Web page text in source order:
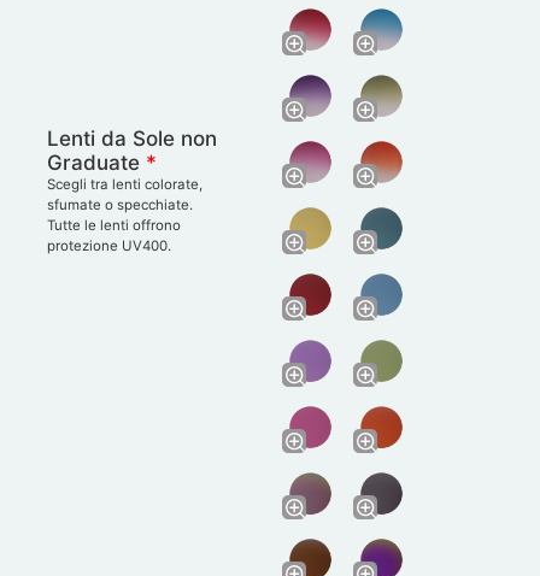
Lenti da Sole non
Graduate *
Scegli tra lenti colorate,
sfumate o specchiate.
Tutte le lenti offrono
protezione UV400.